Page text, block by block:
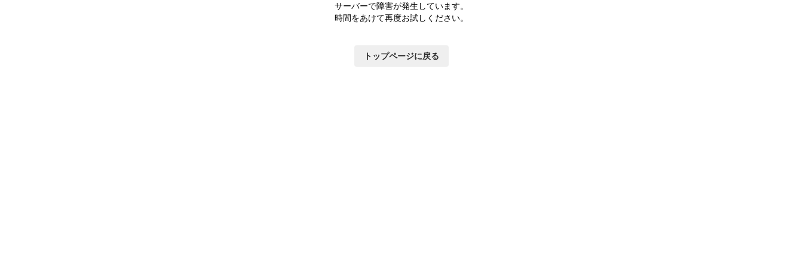
い
サーバーで障害が発生しています。
時間をあけて再度お試しください。
トップページに戻る